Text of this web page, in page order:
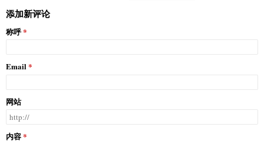
添加新评论
称呼
Email
网站
内容